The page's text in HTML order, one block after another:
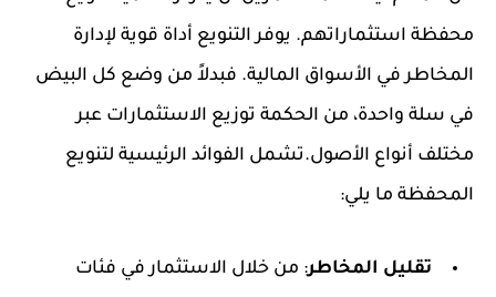
محفظة استثماراتهم. يوفر التنويع أداة قوية لإدارة
المخاطر في الأسواق المالية. فبدلاً من وضع كل البيض
في سلة واحدة، من الحكمة توزيع الاستثمارات عبر
مختلف أنواع الأصول.تشمل الفوائد الرئيسية لتنويع
المحفظة ما يلي:
تقليل المخاطر: من خلال الاستثمار في فئات